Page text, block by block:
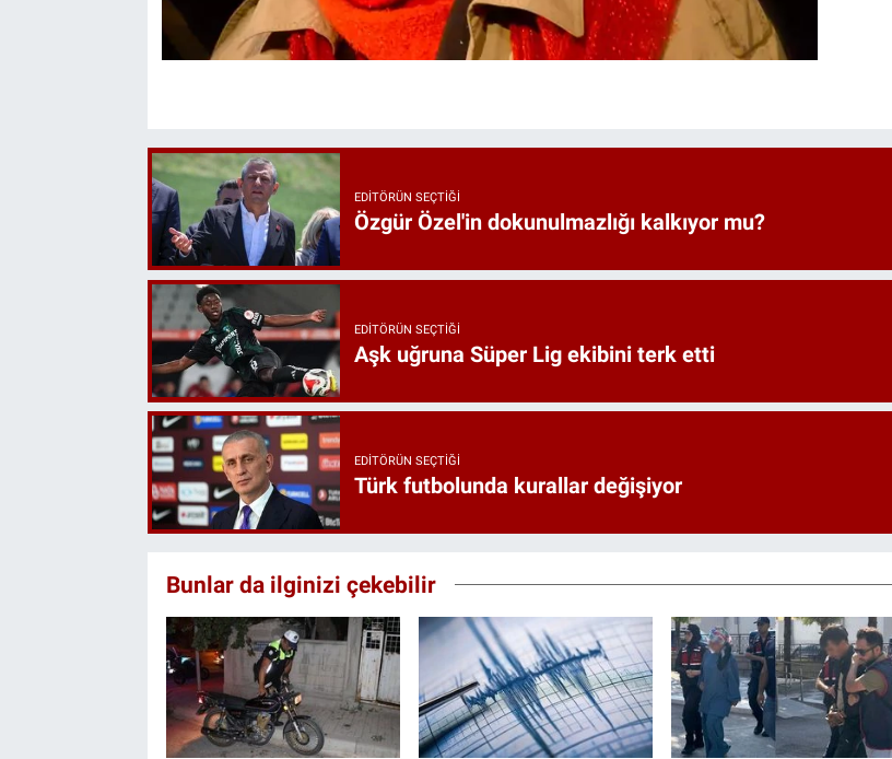
EDITÖRÜN SEÇTIĞI
Özgür Özel'in dokunulmazlığı kalkıyor mu?
EDITÖRÜN SEÇTIĞI
Aşk uğruna Süper Lig ekibini terk etti
EDITÖRÜN SEÇTIĞI
Türk futbolunda kurallar değişiyor
Bunlar da ilginizi çekebilir